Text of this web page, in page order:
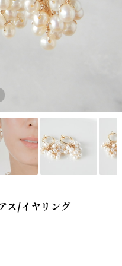
ス/イヤリング